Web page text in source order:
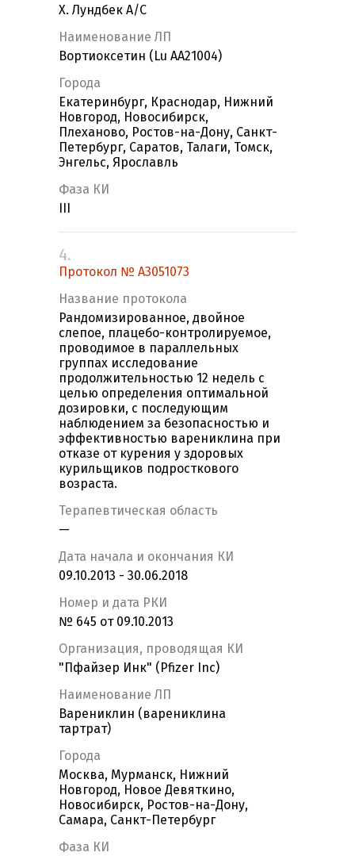
Х. Лундбек А/С
Наименование ЛП
Вортиоксетин (Lu AA21004)
Города
Екатеринбург, Краснодар, Нижний
Новгород, Новосибирск,
Плеханово, Ростов-на-Дону, Санкт-
Петербург, Саратов, Талаги, Томск,
Энгельс, Ярославль
Фаза КИ
4.
Протокол № A3051073
Название протокола
Рандомизированное, двойное
слепое, плацебо-контролируемое,
проводимое в параллельных
группах исследование
продолжительностью 12 недель с
целью определения оптимальной
дозировки, с последующим
наблюдением за безопасностью и
эффективностью варениклина при
отказе от курения у здоровых
курильщиков подросткового
возраста.
Терапевтическая область
—
Дата начала и окончания КИ
09.10.2013 - 30.06.2018
Номер и дата РКИ
№ 645 от 09.10.2013
Организация, проводящая КИ
"Пфайзер Инк" (Pfizer Inc)
Наименование ЛП
Варениклин (варениклина
тартрат)
Города
Москва, Мурманск, Нижний
Новгород, Новое Девяткино,
Новосибирск, Ростов-на-Дону,
Самара, Санкт-Петербург
Фаза КИ